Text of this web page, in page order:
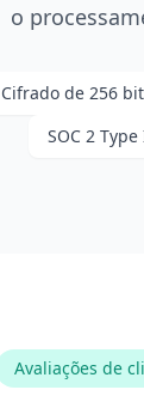
o
Cifrado de 256
SOC 2
Avaliações de